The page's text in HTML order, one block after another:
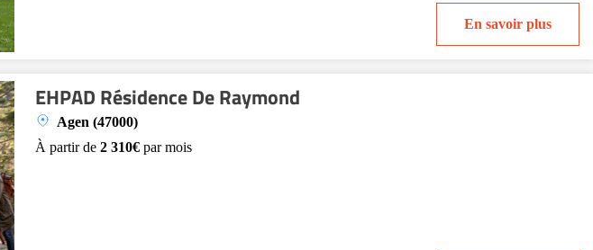
En savoir plus
EHPAD Résidence De Raymond
Agen (47000)
À partir de 2 310€ par mois